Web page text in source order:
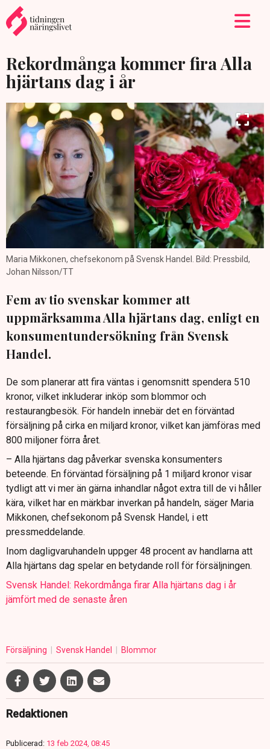
Rekordmånga kommer fira Alla
hjärtans dag i år
Maria Mikkonen, chefsekonom på Svensk Handel. Bild: Pressbild,
Johan Nilsson/TT
Fem av tio svenskar kommer att
uppmärksamma Alla hjärtans dag, enligt en
konsumentundersökning från Svensk
Handel.
De som planerar att fira väntas i genomsnitt spendera 510
kronor, vilket inkluderar inköp som blommor och
restaurangbesök. För handeln innebär det en förväntad
försäljning på cirka en miljard kronor, vilket kan jämföras med
800 miljoner förra året.
– Alla hjärtans dag påverkar svenska konsumenters
beteende. En förväntad försäljning på 1 miljard kronor visar
tydligt att vi mer än gärna inhandlar något extra till de vi håller
kära, vilket har en märkbar inverkan på handeln, säger Maria
Mikkonen, chefsekonom på Svensk Handel, i ett
pressmeddelande.
Inom dagligvaruhandeln uppger 48 procent av handlarna att
Alla hjärtans dag spelar en betydande roll för försäljningen.
Svensk Handel: Rekordmånga firar Alla hjärtans dag i år
jämfört med de senaste åren
Försäljning Svensk Handel Blommor
Redaktionen
Publicerad: 13 feb 2024, 08:45